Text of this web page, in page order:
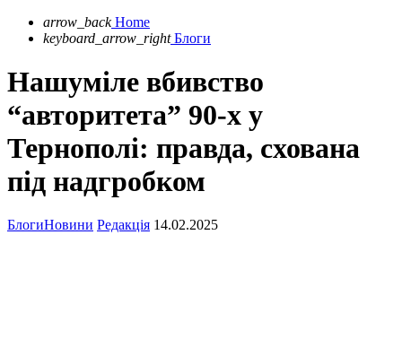
arrow_back Home
keyboard_arrow_right Блоги
Нашуміле вбивство
“авторитета” 90-х у
Тернополі: правда, схована
під надгробком
БлогиНовини Редакція 14.02.2025